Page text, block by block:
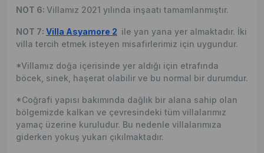
NOT 6: Villamız 2021 yılında inşaatı tamamlanmıştır.
NOT 7: Villa Asyamore 2 ile yan yana yer almaktadır. İki
villa tercih etmek isteyen misafirlerimiz için uygundur.
*Villamız doğa içerisinde yer aldığı için etrafında
böcek, sinek, haşerat olabilir ve bu normal bir durumdur.
*Coğrafi yapısı bakımında dağlık bir alana sahip olan
bölgemizde kalkan ve çevresindeki tüm villalarımız
yamaç üzerine kuruludur. Bu nedenle villalarımıza
giderken yokuş yukarı çıkılmaktadır.